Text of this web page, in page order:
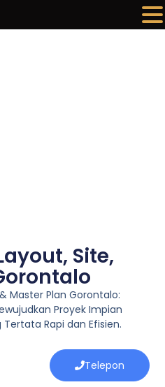
Site,
Master Plan Gorontalo:
Proyek Impian
Rapi dan Efisien.
Telepon